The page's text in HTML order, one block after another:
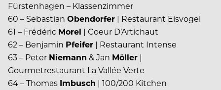
Fürstenhagen – Klassenzimmer
60 – Sebastian Obendorfer | Restaurant Eisvogel
61 – Frédéric Morel | Coeur D’Artichaut
62 – Benjamin Pfeifer | Restaurant Intense
63 – Peter Niemann & Jan Möller |
Gourmetrestaurant La Vallée Verte
64 – Thomas Imbusch | 100/200 Kitchen